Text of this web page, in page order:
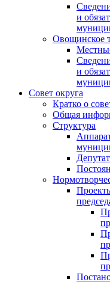
и
Овощинское
и
Совет округа
Кратко о
Общая
Структура